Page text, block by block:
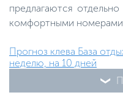
предлагаются
комфортными номерами
Прогноз клева База
неделю, на 10 дней